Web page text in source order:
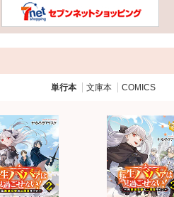
単行本 文庫本 COMICS